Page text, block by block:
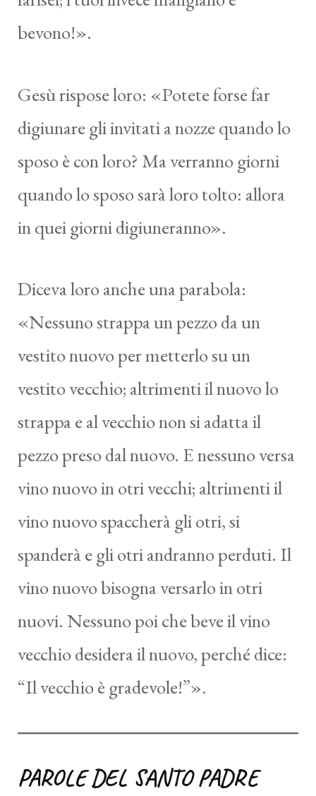
bevono!».
Gesù rispose loro: «Potete forse far
digiunare gli invitati a nozze quando lo
sposo è con loro? Ma verranno giorni
quando lo sposo sarà loro tolto: allora
in quei giorni digiuneranno».
Diceva loro anche una parabola:
«Nessuno strappa un pezzo da un
vestito nuovo per metterlo su un
vestito vecchio; altrimenti il nuovo lo
strappa e al vecchio non si adatta il
pezzo preso dal nuovo. E nessuno versa
vino nuovo in otri vecchi; altrimenti il
vino nuovo spaccherà gli otri, si
spanderà e gli otri andranno perduti. Il
vino nuovo bisogna versarlo in otri
nuovi. Nessuno poi che beve il vino
vecchio desidera il nuovo, perché dice:
“Il vecchio è gradevole!”».
PAROLE DEL SANTO PADRE